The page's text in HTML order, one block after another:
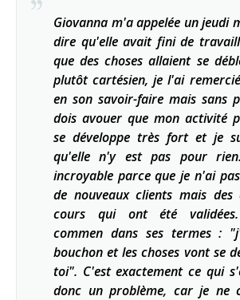
Giovanna m'a appelée un jeudi
dire qu'elle avait fini de
que des choses allaient se
plutôt cartésien, je l'ai
en son savoir-faire mais sans
dois avouer que mon activité
se développe très fort et je
qu'elle n'y est pas pour
incroyable parce que je n'ai
de nouveaux clients mais des
cours qui ont été validées.
commen dans ses termes :
bouchon et les choses vont se
toi". C'est exactement ce qui
donc un problème, car je ne